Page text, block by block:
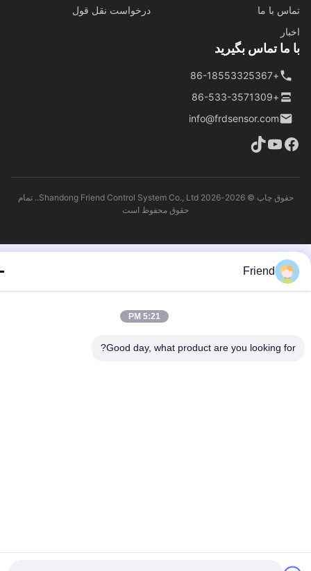
با ما
درخواست نقل قول
ما تماس بگیرید
info@frdsensor.com
حقوق چاپ © 2026-2026 Shandong Friend Control System Co., Ltd.. تمام
حقوق محفوظ است
Friend
5:21 PM
Good day, what product are you looking